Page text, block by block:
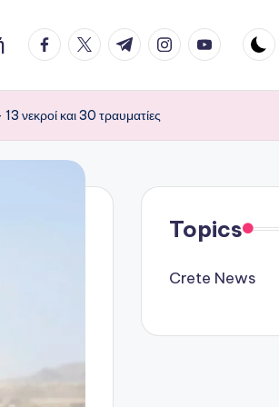
facebook.com
twitter.com
t.me instagram.com
youtube.com
νεκροί και 30 τραυματίες
Topics
Crete News